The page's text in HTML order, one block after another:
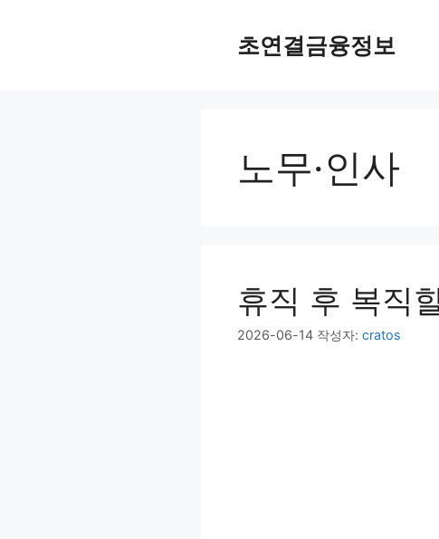
초연결금융정보
노무·인사
휴직 후 복직
2026-06-14 작성자: cratos